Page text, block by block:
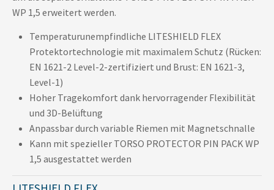
WP 1,5 erweitert werden.
Temperaturunempfindliche LITESHIELD FLEX
Protektortechnologie mit maximalem Schutz (Rücken:
EN 1621-2 Level-2-zertifiziert und Brust: EN 1621-3,
Level-1)
Hoher Tragekomfort dank hervorragender Flexibilität
und 3D-Belüftung
Anpassbar durch variable Riemen mit Magnetschnalle
Kann mit spezieller TORSO PROTECTOR PIN PACK WP
1,5 ausgestattet werden